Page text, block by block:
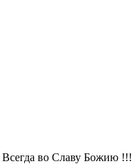
Всегда во Славу Божию !!!